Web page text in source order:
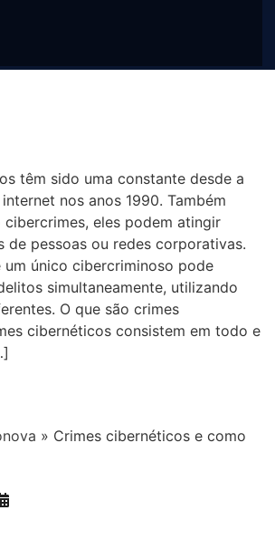
têm sido uma constante desde a
nos anos 1990. Também
eles podem atingir
de pessoas ou redes corporativas.
um único cibercriminoso pode
simultaneamente, utilizando
O que são crimes
cibernéticos consistem em todo e
» Crimes cibernéticos e como